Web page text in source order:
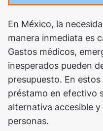
En México, la
manera inmediata es
Gastos médicos,
inesperados pueden
presupuesto. En
préstamo en efectivo
alternativa accesible
personas.